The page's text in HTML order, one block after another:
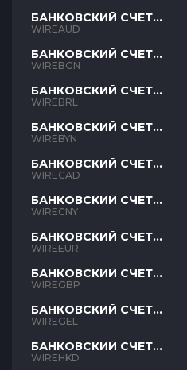
БАНКОВСКИЙ СЧЕТ
AUD
WIREAUD
БАНКОВСКИЙ СЧЕТ
BGN
WIREBGN
БАНКОВСКИЙ СЧЕТ
BRL
WIREBRL
БАНКОВСКИЙ СЧЕТ
BYN
WIREBYN
БАНКОВСКИЙ СЧЕТ
CAD
WIRECAD
БАНКОВСКИЙ СЧЕТ
CNY
WIRECNY
БАНКОВСКИЙ СЧЕТ
EUR
WIREEUR
БАНКОВСКИЙ СЧЕТ
GBP
WIREGBP
БАНКОВСКИЙ СЧЕТ
GEL
WIREGEL
БАНКОВСКИЙ СЧЕТ
HKD
WIREHKD